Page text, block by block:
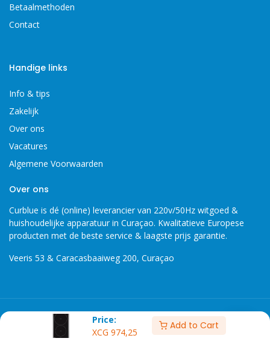
Price:
XCG 974,25
Add to Cart
Betaalmethoden
Contact
Handige links
Info & tips
Zakelijk
Over ons
Vacatures
Algemene Voorwaarden
Over ons
Curblue is dé (online) leverancier van 220v/50Hz witgoed &
huishoudelijke apparatuur in Curaçao. Kwalitatieve Europese
producten met de beste service & laagste prijs garantie.
Veeris 53 & Caracasbaaiweg 200, Curaçao
Copyright 2026 © Curblue, disclaimer, er kunnen geen rechten
worden ontleent aan informatie op deze website.